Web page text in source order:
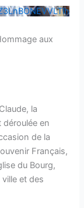
aux
la
déroulée en
de la
Français,
du Bourg,
et des